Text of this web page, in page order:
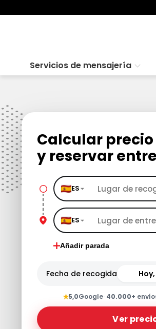
Servicios de mensajería
Calcular precio
y reservar
ES
ES
Añadir parada
Fecha de recogida
★5,0Google· 40.000+
Ver